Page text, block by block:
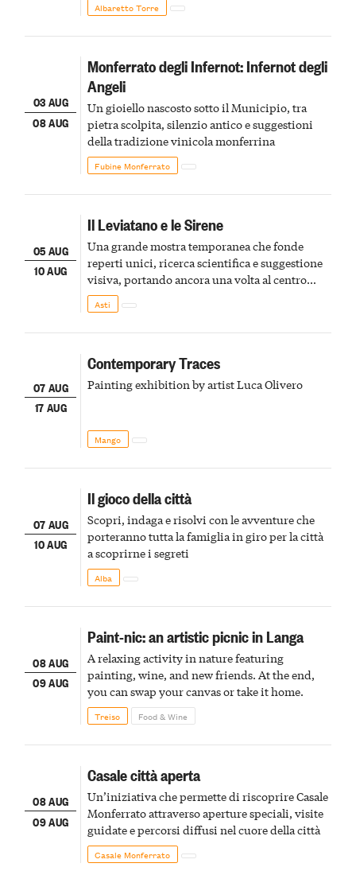
Albaretto Torre
03 AUG
08 AUG
Monferrato degli Infernot: Infernot degli
Angeli
Un gioiello nascosto sotto il Municipio, tra
pietra scolpita, silenzio antico e suggestioni
della tradizione vinicola monferrina
Fubine Monferrato
05 AUG
10 AUG
Il Leviatano e le Sirene
Una grande mostra temporanea che fonde
reperti unici, ricerca scientifica e suggestione
visiva, portando ancora una volta al centro
della scena le meraviglie del passato astigiano
Asti
07 AUG
17 AUG
Contemporary Traces
Painting exhibition by artist Luca Olivero
Mango
07 AUG
10 AUG
Il gioco della città
Scopri, indaga e risolvi con le avventure che
porteranno tutta la famiglia in giro per la città
a scoprirne i segreti
Alba
08 AUG
09 AUG
Paint-nic: an artistic picnic in Langa
A relaxing activity in nature featuring
painting, wine, and new friends. At the end,
you can swap your canvas or take it home.
Treiso Food & Wine
08 AUG
09 AUG
Casale città aperta
Un’iniziativa che permette di riscoprire Casale
Monferrato attraverso aperture speciali, visite
guidate e percorsi diffusi nel cuore della città
Casale Monferrato